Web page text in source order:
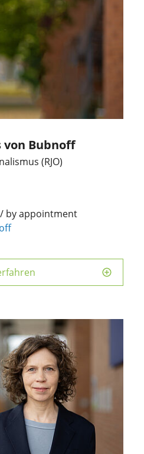
von Bubnoff
(RJO)
by appointment